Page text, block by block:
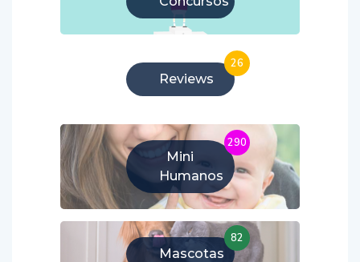
Reviews
26
Mini
Humanos
290
Mascotas
82